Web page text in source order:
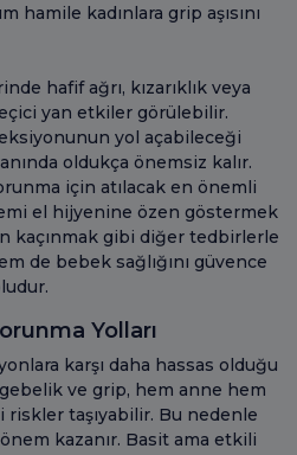
hamile kadınlara grip aşısını
hafif ağrı, kızarıklık veya
yan etkiler görülebilir.
yol açabileceği
oldukça önemsiz kalır.
için atılacak en önemli
el hijyenine özen göstermek
kaçınmak gibi diğer tedbirlerle
de bebek sağlığını güvence
Yolları
karşı daha hassas olduğu
ve grip, hem anne hem
riskler taşıyabilir. Bu nedenle
kazanır. Basit ama etkili